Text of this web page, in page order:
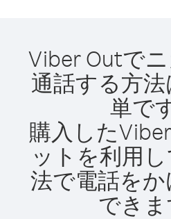
Viber Outで
通話する方
単で
購入した
ットを利用
法で電話を
できま